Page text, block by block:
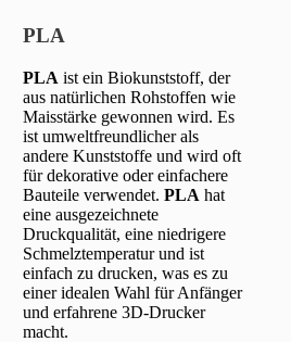
PLA
PLA ist ein Biokunststoff, der
aus natürlichen Rohstoffen wie
Maisstärke gewonnen wird. Es
ist umweltfreundlicher als
andere Kunststoffe und wird oft
für dekorative oder einfachere
Bauteile verwendet. PLA hat
eine ausgezeichnete
Druckqualität, eine niedrigere
Schmelztemperatur und ist
einfach zu drucken, was es zu
einer idealen Wahl für Anfänger
und erfahrene 3D-Drucker
macht.